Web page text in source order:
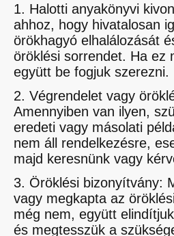
1. Halotti anyakönyvi
ahhoz, hogy hivatalosan
örökhagyó elhalálozását
öröklési sorrendet. Ha ez
együtt be fogjuk szerezni.
2. Végrendelet vagy
Amennyiben van ilyen,
eredeti vagy másolati
nem áll rendelkezésre,
majd keresnünk vagy
3. Öröklési bizonyítvány:
vagy megkapta az
még nem, együtt
és megtesszük a